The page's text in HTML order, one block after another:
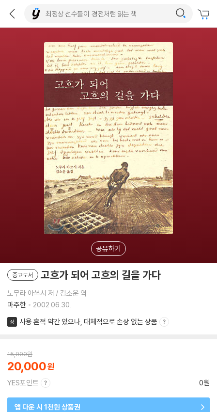
공유하기
중고도서 고흐가 되어 고흐의 길을 가다
노무라 아쓰시 저 / 김소운 역
마주한
2002.06.30.
상 사용 흔적 약간 있으나, 대체적으로 손상 없는 상품
15,000원
20,000
YES포인트 0원
앱 다운 시 1천원 상품권